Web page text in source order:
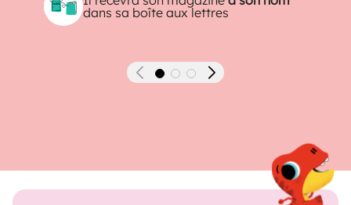
dans sa boîte aux lettres
Précédent Suivant